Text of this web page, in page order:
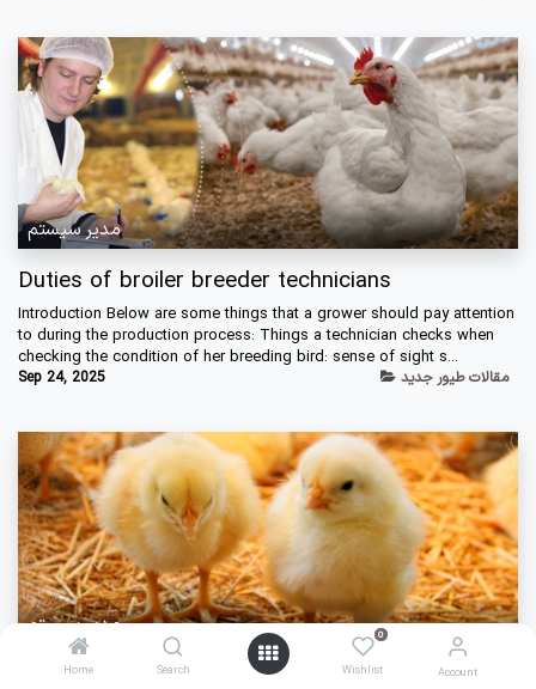
Home Search
0
Wishlist Account
Home Search
0
Wishlist Account
مدیر سیستم
Duties of broiler breeder technicians
Introduction​ Below are some things that a grower should pay attention
to during the production process:​ Things a technician checks when
checking the condition of her breeding bird:​ sense of sight s...
Sep 24, 2025 مقالات طیور جدید
مدیر سیستم
مدیریت بستر و دلایل ایجاد بستر خیس در پرورش